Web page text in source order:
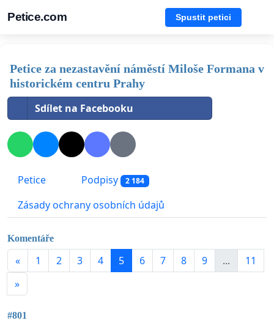
Petice.com Spustit petici
Petice za nezastavění náměstí Miloše Formana v
historickém centru Prahy
Sdílet na Facebooku
Petice Podpisy 2 184
Zásady ochrany osobních údajů
Komentáře
« 1 2 3 4 5 6 7 8 9 ...
11
»
#801